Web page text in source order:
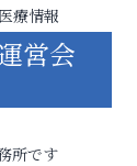
イラル）
療情報
営会
所です